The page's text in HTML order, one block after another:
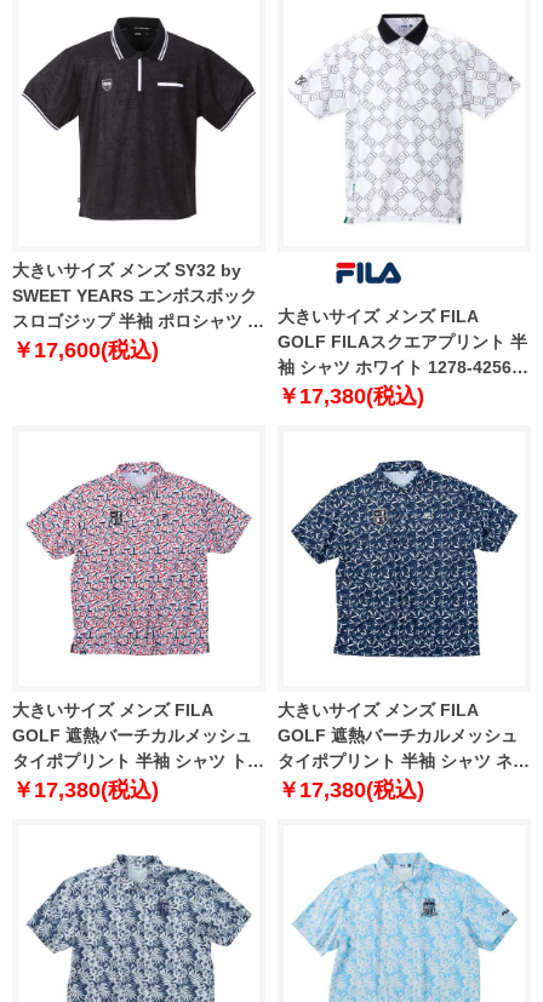
大きいサイズ メンズ SY32 by
SWEET YEARS エンボスボック
スロゴジップ 半袖 ポロシャツ ブ
ラック 1278-3503-2 3L 4L 5L
￥17,600(税込)
大きいサイズ メンズ FILA
GOLF FILAスクエアプリント 半
袖 シャツ ホワイト 1278-4256-1
3L 4L 5L 6L
￥17,380(税込)
大きいサイズ メンズ FILA
GOLF 遮熱バーチカルメッシュ
タイポプリント 半袖 シャツ トリ
コロール 1278-5222-1 3L 4L 5L
￥17,380(税込)
大きいサイズ メンズ FILA
GOLF 遮熱バーチカルメッシュ
タイポプリント 半袖 シャツ ネイ
ビー 1278-5222-2 3L 4L 5L 6L
￥17,380(税込)